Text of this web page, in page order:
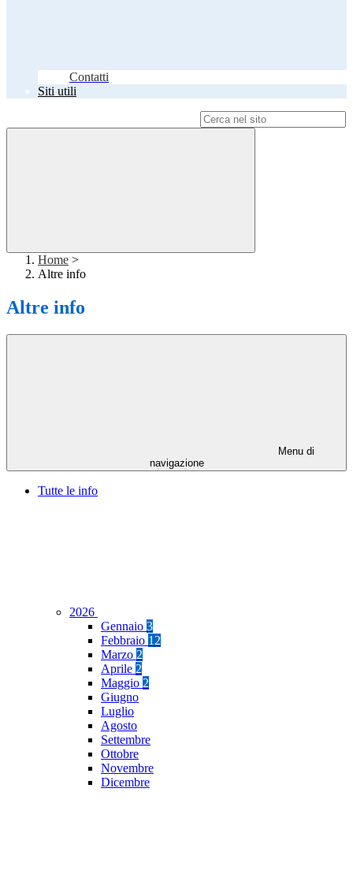
Contatti
Siti utili
Home >
Altre info
Altre info
Menu di
navigazione
Tutte le info
2026
Gennaio 3
Febbraio 12
Marzo 2
Aprile 2
Maggio 2
Giugno
Luglio
Agosto
Settembre
Ottobre
Novembre
Dicembre